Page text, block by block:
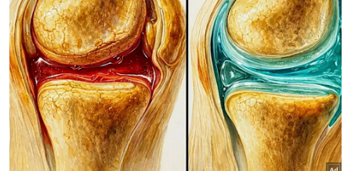
Keropok beracun: Lelaki dipercayai pemilik kebun
direman enam hari
Keropok beracun: Jenazah abang selamat
dikebumikan
Keropok beracun: Peket kecil dipercayai racun tikus
ditemui
Keropok beracun: Ibu reda pemergian anak sulung
Keropok beracun: Abang meninggal dunia
Dalam kejadian itu, kedua-dua beradik itu